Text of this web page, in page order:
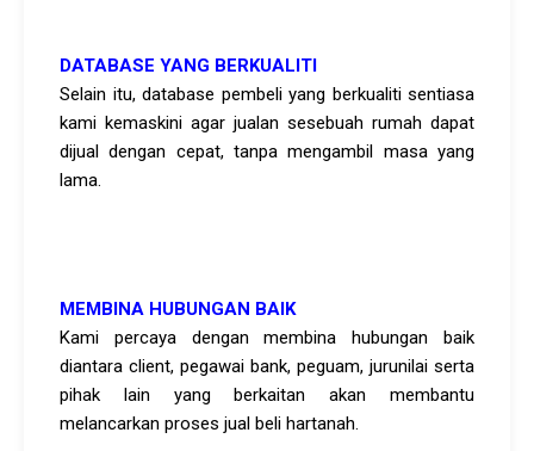
DATABASE YANG BERKUALITI
Selain itu, database pembeli yang berkualiti sentiasa
kami kemaskini agar jualan sesebuah rumah dapat
dijual dengan cepat, tanpa mengambil masa yang
lama.
MEMBINA HUBUNGAN BAIK
Kami percaya dengan membina hubungan baik
diantara client, pegawai bank, peguam, jurunilai serta
pihak lain yang berkaitan akan membantu
melancarkan proses jual beli hartanah.